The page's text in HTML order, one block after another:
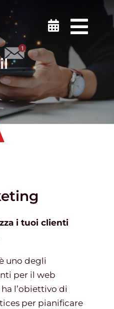
i tuoi clienti
uno degli
per il web
l’obiettivo di
per pianificare